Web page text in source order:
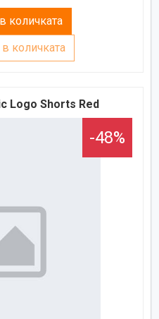
количката
количката
Logo Shorts Red
-48%